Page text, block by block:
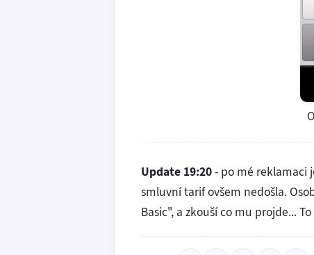
Update 19:20- po mé reklamaci
smluvní tarif ovšem nedošla.
Basic", a zkouší co mu projde...